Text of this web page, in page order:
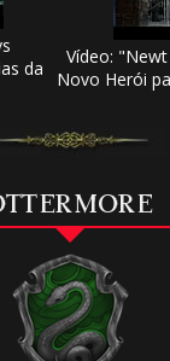
da
Vídeo:
Novo Herói